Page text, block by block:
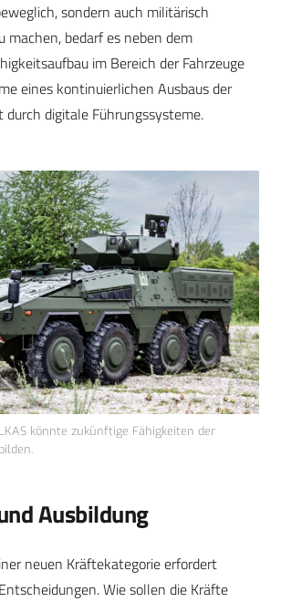
sondern auch militärisch
machen, bedarf es neben dem
im Bereich der Fahrzeuge
eines kontinuierlichen Ausbaus der
durch digitale Führungssysteme.
könnte zukünftige Fähigkeiten der
Ausbildung
neuen Kräftekategorie erfordert
Wie sollen die Kräfte